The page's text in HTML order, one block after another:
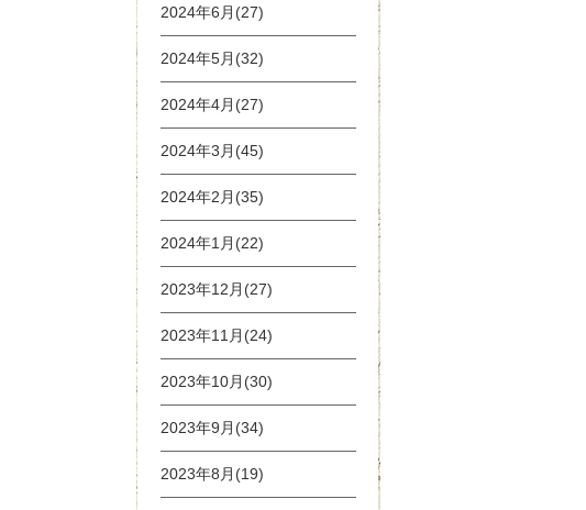
2024年6月(27)
2024年5月(32)
2024年4月(27)
2024年3月(45)
2024年2月(35)
2024年1月(22)
2023年12月(27)
2023年11月(24)
2023年10月(30)
2023年9月(34)
2023年8月(19)